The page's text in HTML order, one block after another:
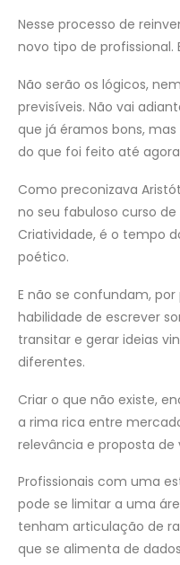
Nesse processo de
novo tipo de profissional.
Não serão os lógicos,
previsíveis. Não vai
que já éramos bons,
do que foi feito até
Como preconizava
no seu fabuloso curso
Criatividade, é o tempo
poético.
E não se confundam,
habilidade de escrever
transitar e gerar ideias
diferentes.
Criar o que não existe,
a rima rica entre
relevância e proposta de
Profissionais com uma
pode se limitar a uma
tenham articulação de
que se alimenta de